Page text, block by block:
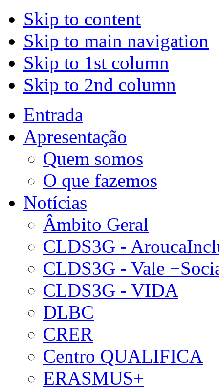
Skip to content
Skip to main navigation
Skip to 1st column
Skip to 2nd column
Entrada
Apresentação
Quem somos
O que fazemos
Notícias
Âmbito Geral
CLDS3G -
CLDS3G - Vale
CLDS3G - VIDA
DLBC
CRER
Centro QUALIFICA
ERASMUS+